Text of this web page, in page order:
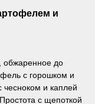
и
обжаренное до
с горошком и
и каплей
с щепоткой